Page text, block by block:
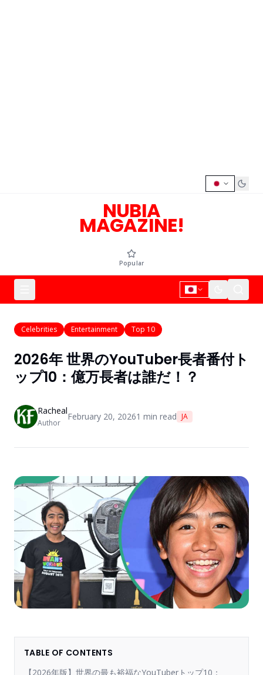
NUBIA
MAGAZINE!
Popular
Celebrities Entertainment Top 10
2026年 世界のYouTuber長者番付ト
ップ10：億万長者は誰だ！？
Racheal
Author
February 20, 20261 min read JA
TABLE OF CONTENTS
【2026年版】世界の最も裕福なYouTuberトップ10：